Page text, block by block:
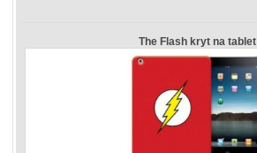
The Flash kryt na tablet